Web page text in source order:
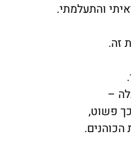
והתעלמתי.
זה.
–
פשוט,
הכוהנים.